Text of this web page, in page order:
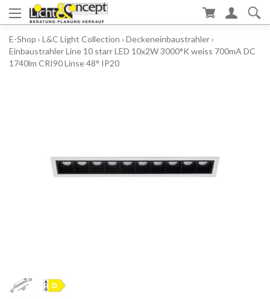
E-Shop › L&C Light Collection › Deckeneinbaustrahler›
Einbaustrahler Line 10 starr LED 10x2W 3000°K weiss 700mA DC
1740lm CRI90 Linse 48° IP20